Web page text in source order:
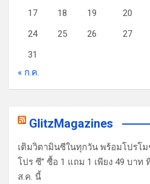
17
18 19 20
24
25 26 27
31
« ก.ค.
GlitzMagazines
เติมวิตามินซีในทุกวัน พร้อมโปรโ
โปร ซี” ซื้อ 1 แถม 1 เพียง 49 บาท
ส.ค. นี้